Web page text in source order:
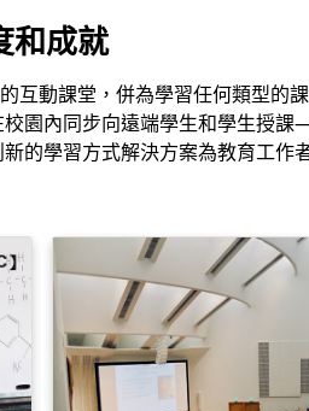
和成就
互動課堂，併為學習任何類型
園內同步向遠端學生和學生授
的學習方式解決方案為教育工作